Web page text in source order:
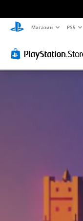
Магазин PS5